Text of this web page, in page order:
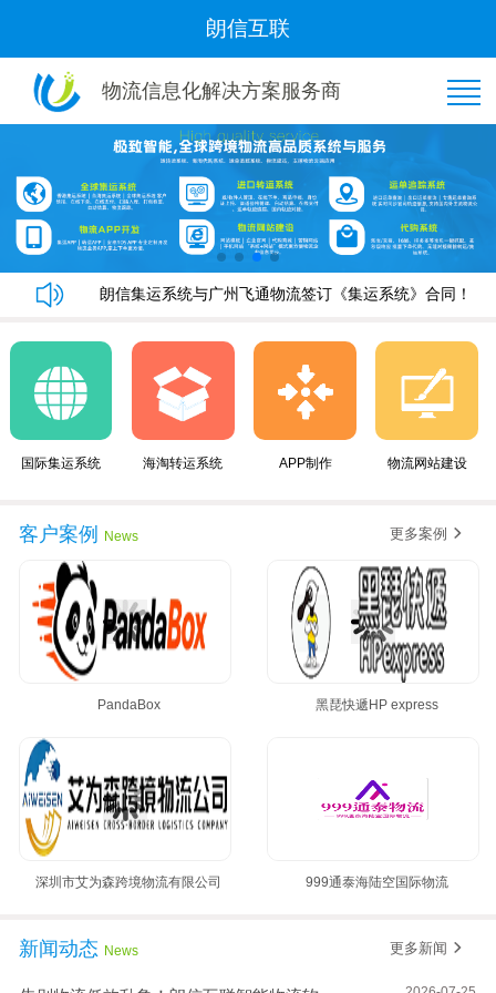
朗信互联
物流信息化解决方案服务商
恭喜“好管家集运”与我司隆重签约！
朗信集运系统手机端快速下单教程
朗信集运系统与广州飞通物流签订《集运系统》合同！
恭喜“好管家集运”与我司隆重签约！
朗信集运系统手机端快速下单教程
朗信集运系统与广州飞通物流签订《集运系统》合同！
黄金8月，朗信再次签约多家国际集运公司~
国际集运系统 海淘转运系统 APP制作 物流网站建设
客户案例 News 更多案例
PandaBox 黑琵快遞HP express
深圳市艾为森跨境物流有限公司 999通泰海陆空国际物流
新闻动态 News 更多新闻